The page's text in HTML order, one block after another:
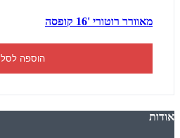
מאוורר רוטורי '16 קופסה
הוספה לסל
אודות